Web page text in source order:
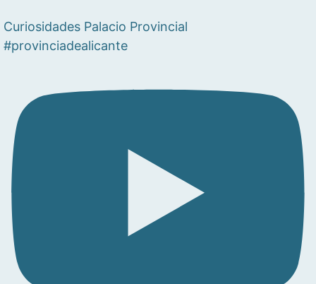
Curiosidades Palacio Provincial
#provinciadealicante